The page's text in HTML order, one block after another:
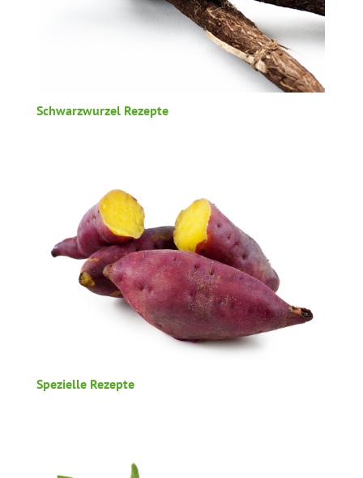
Schwarzwurzel Rezepte
Spezielle Rezepte